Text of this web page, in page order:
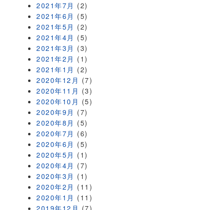
2021年7月 (2)
2021年6月 (5)
2021年5月 (2)
2021年4月 (5)
2021年3月 (3)
2021年2月 (1)
2021年1月 (2)
2020年12月 (7)
2020年11月 (3)
2020年10月 (5)
2020年9月 (7)
2020年8月 (5)
2020年7月 (6)
2020年6月 (5)
2020年5月 (1)
2020年4月 (7)
2020年3月 (1)
2020年2月 (11)
2020年1月 (11)
2019年12月 (7)